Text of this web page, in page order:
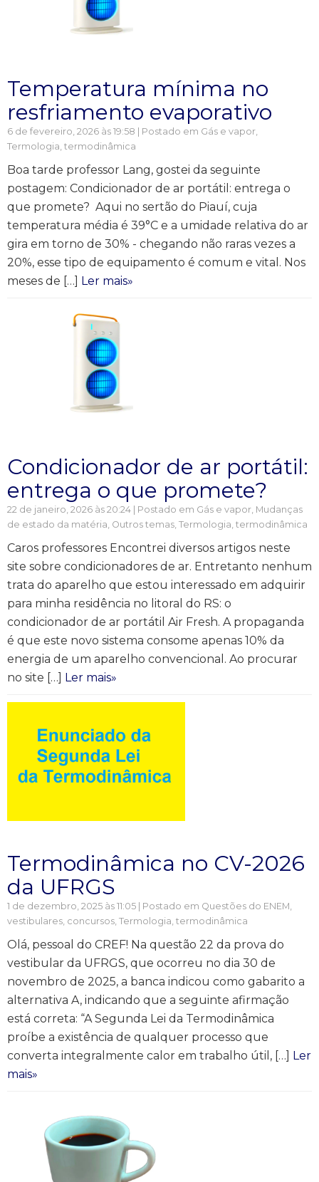
Temperatura mínima no
resfriamento evaporativo
6 de fevereiro, 2026 às 19:58 | Postado em Gás e vapor,
Termologia, termodinâmica
Boa tarde professor Lang, gostei da seguinte
postagem: Condicionador de ar portátil: entrega o
que promete? Aqui no sertão do Piauí, cuja
temperatura média é 39°C e a umidade relativa do ar
gira em torno de 30% - chegando não raras vezes a
20%, esse tipo de equipamento é comum e vital. Nos
meses de […] Ler mais»
Condicionador de ar portátil:
entrega o que promete?
22 de janeiro, 2026 às 20:24 | Postado em Gás e vapor, Mudanças
de estado da matéria, Outros temas, Termologia, termodinâmica
Caros professores Encontrei diversos artigos neste
site sobre condicionadores de ar. Entretanto nenhum
trata do aparelho que estou interessado em adquirir
para minha residência no litoral do RS: o
condicionador de ar portátil Air Fresh. A propaganda
é que este novo sistema consome apenas 10% da
energia de um aparelho convencional. Ao procurar
no site […] Ler mais»
Termodinâmica no CV-2026
da UFRGS
1 de dezembro, 2025 às 11:05 | Postado em Questões do ENEM,
vestibulares, concursos, Termologia, termodinâmica
Olá, pessoal do CREF! Na questão 22 da prova do
vestibular da UFRGS, que ocorreu no dia 30 de
novembro de 2025, a banca indicou como gabarito a
alternativa A, indicando que a seguinte afirmação
está correta: “A Segunda Lei da Termodinâmica
proíbe a existência de qualquer processo que
converta integralmente calor em trabalho útil, […] Ler
mais»